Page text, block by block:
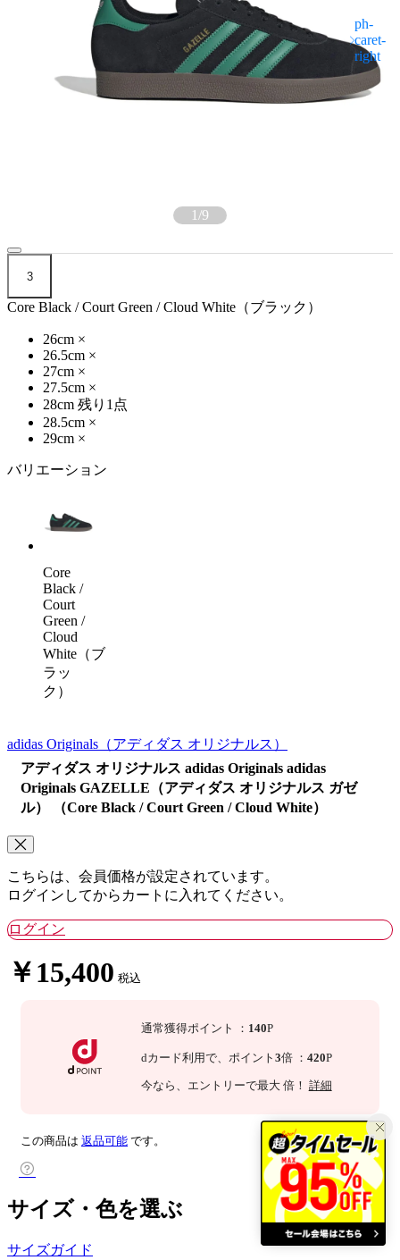
1/9
3
Core Black / Court Green / Cloud White（ブラック）
26cm ×
26.5cm ×
27cm ×
27.5cm ×
28cm 残り1点
28.5cm ×
29cm ×
バリエーション
Core
Black /
Court
Green /
Cloud
White（ブ
ラッ
ク）
adidas Originals （アディダス オリジナルス）
アディダス オリジナルス adidas Originals adidas
Originals GAZELLE（アディダス オリジナルス ガゼ
ル） （Core Black / Court Green / Cloud White）
こちらは、会員価格が設定されています。
ログインしてからカートに入れてください。
ログイン
￥15,400 税込
通常獲得ポイント ： 140P
dカード利用で、 ポイント 3倍 ： 420P
今なら 、エントリーで最大 倍！ 詳細
この商品は 返品可能 です。
サイズ・色を選ぶ
サイズガイド